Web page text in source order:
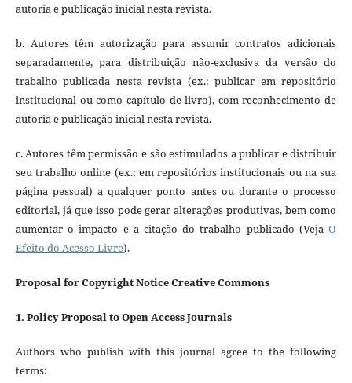
autoria e publicação inicial nesta revista.
b. Autores têm autorização para assumir contratos adicionais
separadamente, para distribuição não-exclusiva da versão do
trabalho publicada nesta revista (ex.: publicar em repositório
institucional ou como capítulo de livro), com reconhecimento de
autoria e publicação inicial nesta revista.
c. Autores têm permissão e são estimulados a publicar e distribuir
seu trabalho online (ex.: em repositórios institucionais ou na sua
página pessoal) a qualquer ponto antes ou durante o processo
editorial, já que isso pode gerar alterações produtivas, bem como
aumentar o impacto e a citação do trabalho publicado (VejaO
Efeito do Acesso Livre).
Proposal for Copyright Notice Creative Commons
1. Policy Proposal to Open Access Journals
Authors who publish with this journal agree to the following
terms: